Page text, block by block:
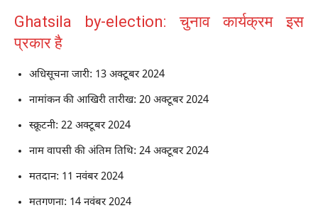
Ghatsila by-election: चुनाव कार्यक्रम इस
प्रकार है
अधिसूचना जारी: 13 अक्टूबर 2024
नामांकन की आखिरी तारीख: 20 अक्टूबर 2024
स्क्रूटनी: 22 अक्टूबर 2024
नाम वापसी की अंतिम तिथि: 24 अक्टूबर 2024
मतदान: 11 नवंबर 2024
मतगणना: 14 नवंबर 2024